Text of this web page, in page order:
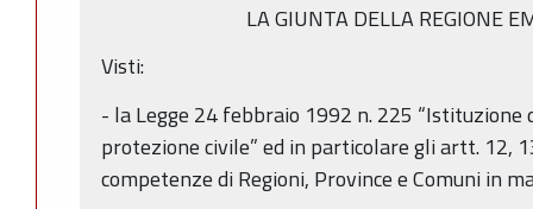
LA GIUNTA DELLA REGIONE
Visti:
- la Legge 24 febbraio 1992 n. 225 “Istituzione
protezione civile” ed in particolare gli artt. 12,
competenze di Regioni, Province e Comuni in